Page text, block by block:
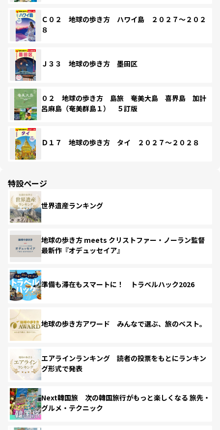
Ｃ０２ 地球の歩き方 ハワイ島 ２０２７～２０２
８
Ｊ３３ 地球の歩き方 墨田区
０２ 地球の歩き方 島旅 奄美大島 喜界島 加計
呂麻島（奄美群島１） ５訂版
Ｄ１７ 地球の歩き方 タイ ２０２７～２０２８
特設ページ
世界遺産ランキング
地球の歩き方 meets クリストファー・ノーラン監督
最新作『オデュッセイア』
準備も滞在もスマートに！ トラベルハック2026
地球の歩き方アワード みんなで選ぶ、旅のベスト。
エアラインランキング 読者の投票をもとにランキン
グ形式で発表
Next韓国旅 次の韓国旅行がもっと楽しくなる 旅先・
グルメ・テクニック